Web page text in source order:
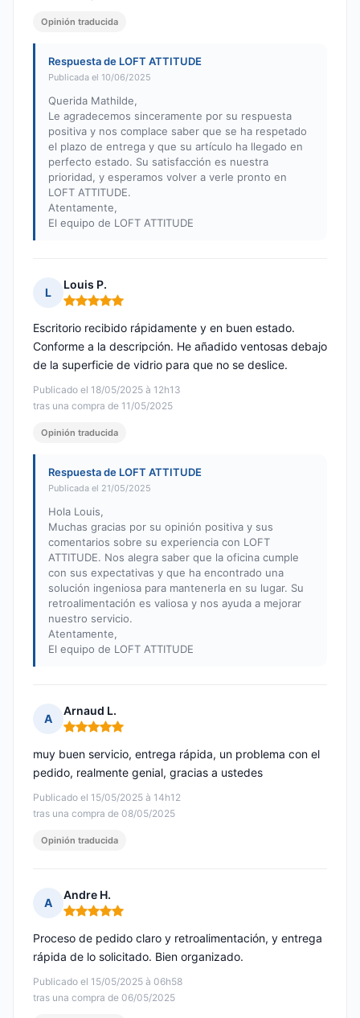
Opinión traducida
Respuesta de LOFT ATTITUDE
Publicada el 10/06/2025
Querida Mathilde,
Le agradecemos sinceramente por su respuesta
positiva y nos complace saber que se ha respetado
el plazo de entrega y que su artículo ha llegado en
perfecto estado. Su satisfacción es nuestra
prioridad, y esperamos volver a verle pronto en
LOFT ATTITUDE.
Atentamente,
El equipo de LOFT ATTITUDE
L
Louis P.
Nota: 5 de 5
Publicado el 18/05/2025 à 12h13
tras una compra de 11/05/2025
Escritorio recibido rápidamente y en buen estado.
Conforme a la descripción. He añadido ventosas debajo
de la superficie de vidrio para que no se deslice.
Opinión traducida
Respuesta de LOFT ATTITUDE
Publicada el 21/05/2025
Hola Louis,
Muchas gracias por su opinión positiva y sus
comentarios sobre su experiencia con LOFT
ATTITUDE. Nos alegra saber que la oficina cumple
con sus expectativas y que ha encontrado una
solución ingeniosa para mantenerla en su lugar. Su
retroalimentación es valiosa y nos ayuda a mejorar
nuestro servicio.
Atentamente,
El equipo de LOFT ATTITUDE
A
Arnaud L.
Nota: 5 de 5
Publicado el 15/05/2025 à 14h12
tras una compra de 08/05/2025
muy buen servicio, entrega rápida, un problema con el
pedido, realmente genial, gracias a ustedes
Opinión traducida
A
Andre H.
Nota: 5 de 5
Publicado el 15/05/2025 à 06h58
tras una compra de 06/05/2025
Proceso de pedido claro y retroalimentación, y entrega
rápida de lo solicitado. Bien organizado.